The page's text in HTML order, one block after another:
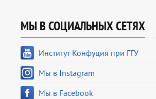
МЫ В СОЦИАЛЬНЫХ СЕТЯХ
Институт Конфуция при ГГУ
Мы в Instagram
Мы в Facebook